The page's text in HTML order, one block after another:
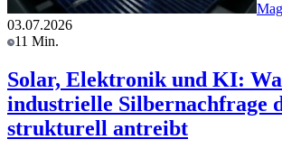
03.07.2026
11 Min.
Solar, Elektronik und KI:
industrielle Silbernachfrage
strukturell antreibt